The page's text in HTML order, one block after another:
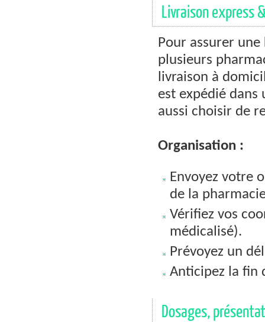
Livraison express
Pour assurer une
plusieurs
livraison à
est expédié dans
aussi choisir de
Organisation :
Envoyez votre
de la
Vérifiez vos
médicalisé).
Prévoyez un
Anticipez la fin
Dosages,